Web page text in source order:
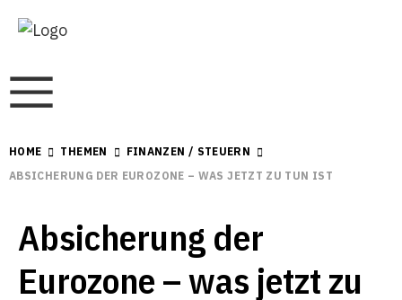
HOME THEMEN
FINANZEN / STEUERN
ABSICHERUNG DER EUROZONE – WAS JETZT ZU TUN IST
Absicherung der
Eurozone – was jetzt zu